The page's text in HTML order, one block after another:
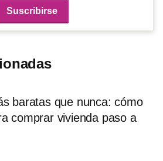
baratas que nunca: cómo
comprar vivienda paso a